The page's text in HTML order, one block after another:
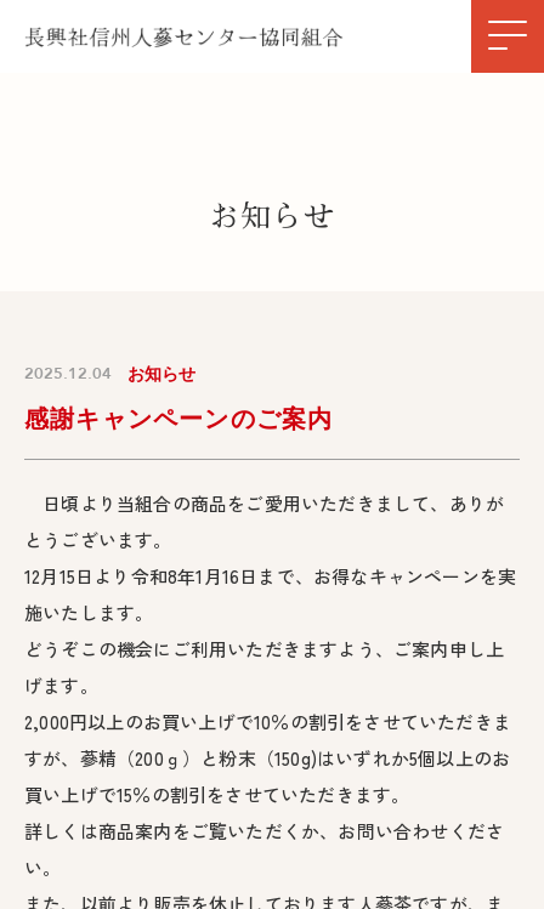
お知らせ
2025.12.04 お知らせ
感謝キャンペーンのご案内
日頃より当組合の商品をご愛用いただきまして、ありが
とうございます。
12月15日より令和8年1月16日まで、お得なキャンペーンを実
施いたします。
どうぞこの機会にご利用いただきますよう、ご案内申し上
げます。
2,000円以上のお買い上げで10％の割引をさせていただきま
すが、蔘精（200ｇ）と粉末（150g)はいずれか5個以上のお
買い上げで15％の割引をさせていただきます。
詳しくは商品案内をご覧いただくか、お問い合わせくださ
い。
また、以前より販売を休止しております人蔘茶ですが、ま